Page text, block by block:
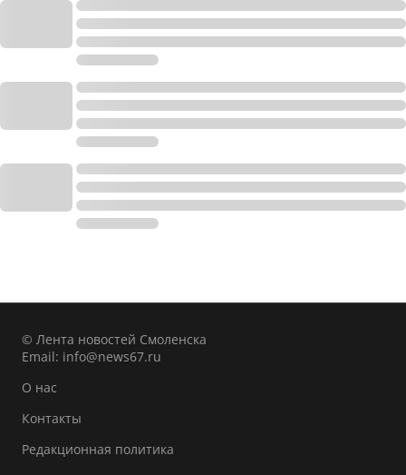
© Лента новостей Смоленска
Email: info@news67.ru
О нас
Контакты
Редакционная политика